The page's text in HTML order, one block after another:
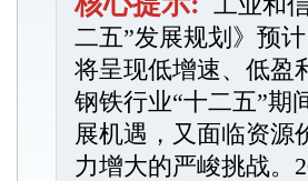
二五”发展规划》预
将呈现低增速、低盈
钢铁行业“十二五”期
展机遇，又面临资源
力增大的严峻挑战。